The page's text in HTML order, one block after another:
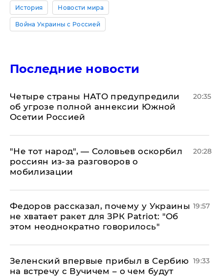
История Новости мира
Война Украины с Россией
Последние новости
Четыре страны НАТО предупредили
об угрозе полной аннексии Южной
Осетии Россией
20:35
​"Не тот народ", — Соловьев оскорбил
россиян из-за разговоров о
мобилизации
20:28
Федоров рассказал, почему у Украины
не хватает ракет для ЗРК Patriot: "Об
этом неоднократно говорилось"
19:57
Зеленский впервые прибыл в Сербию
на встречу с Вучичем – о чем будут
19:33